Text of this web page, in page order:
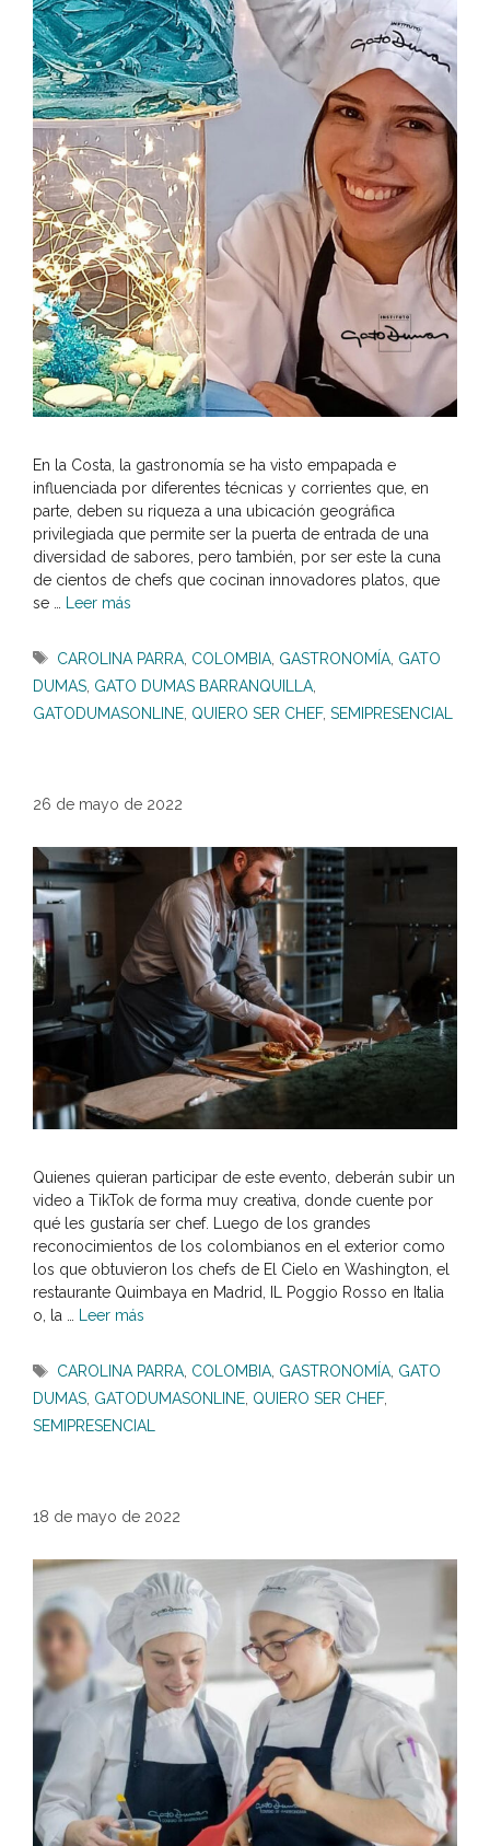
En la Costa, la gastronomía se ha visto empapada e
influenciada por diferentes técnicas y corrientes que, en
parte, deben su riqueza a una ubicación geográfica
privilegiada que permite ser la puerta de entrada de una
diversidad de sabores, pero también, por ser este la cuna
de cientos de chefs que cocinan innovadores platos, que
se … Leer más
Etiquetas
CAROLINA PARRA COLOMBIA GASTRONOMÍA GATO
DUMAS GATO DUMAS BARRANQUILLA
GATODUMASONLINE QUIERO SER CHEF, SEMIPRESENCIAL
26 de mayo de 2022
Quienes quieran participar de este evento, deberán subir un
video a TikTok de forma muy creativa, donde cuente por
qué les gustaría ser chef. Luego de los grandes
reconocimientos de los colombianos en el exterior como
los que obtuvieron los chefs de El Cielo en Washington, el
restaurante Quimbaya en Madrid, IL Poggio Rosso en Italia
o, la …
Leer más
Etiquetas
CAROLINA PARRA COLOMBIA GASTRONOMÍA GATO
DUMAS GATODUMASONLINE QUIERO SER CHEF,
SEMIPRESENCIAL
18 de mayo de 2022